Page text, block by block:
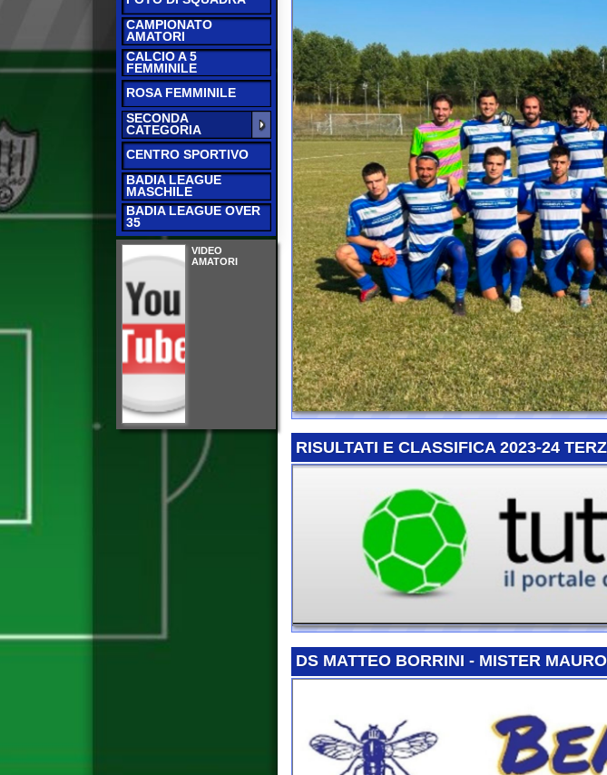
CALCIO A 5
FEMMINILE
ROSA FEMMINILE
SECONDA
CATEGORIA
CENTRO SPORTIVO
BADIA LEAGUE
MASCHILE
BADIA LEAGUE OVER
35
VIDEO
AMATORI
RISULTATI E CLASSIFICA 2023-24 TERZA
DS MATTEO BORRINI - MISTER MAURO